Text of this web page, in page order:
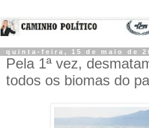
quinta-feira, 15 de maio de
Pela 1ª vez,
todos os biomas do